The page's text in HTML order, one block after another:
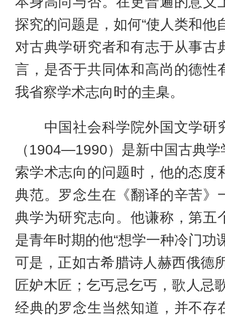
探究的问题是，如何“使人类和他
对古典学研究者和有志于从事古
言，是否于共同体和高尚的德性
我省察学术志向时的圭臬。
中国社会科学院外国文学研
（1904—1990）是新中国古典
索学术志向的问题时，他的态度
典范。罗念生在《翻译的辛苦》
典学为研究志向。他谦称，第五
是青年时期的他“想学一种冷门功
可是，正如古希腊诗人赫西俄德
匠妒木匠；乞丐忌乞丐，歌人忌
经典的罗念生当然知道，并不存